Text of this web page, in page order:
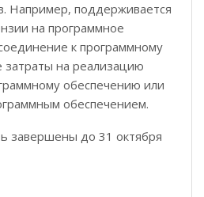
Например, поддерживается
на программное
к программному
затраты на реализацию
обеспечению или
обеспечением.
завершены до 31 октября